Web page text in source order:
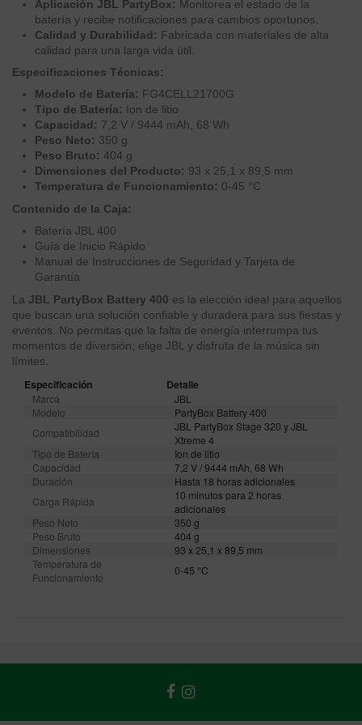
Aplicación JBL PartyBox: Monitorea el estado de la
batería y recibe notificaciones para cambios oportunos.
Calidad y Durabilidad: Fabricada con materiales de alta
calidad para una larga vida útil.
Especificaciones Técnicas:
Modelo de Batería: FG4CELL21700G
Tipo de Batería: Ion de litio
Capacidad: 7,2 V / 9444 mAh, 68 Wh
Peso Neto: 350 g
Peso Bruto: 404 g
Dimensiones del Producto: 93 x 25,1 x 89,5 mm
Temperatura de Funcionamiento: 0-45 °C
Contenido de la Caja:
Batería JBL 400
Guía de Inicio Rápido
Manual de Instrucciones de Seguridad y Tarjeta de
Garantía
La JBL PartyBox Battery 400 es la elección ideal para aquellos
que buscan una solución confiable y duradera para sus fiestas y
eventos. No permitas que la falta de energía interrumpa tus
momentos de diversión; elige JBL y disfruta de la música sin
límites.
Especificación Detalle
Marca
JBL
Modelo
PartyBox Battery 400
Compatibilidad
JBL PartyBox Stage 320 y JBL
Xtreme 4
Tipo de Batería
Ion de litio
Capacidad
7,2 V / 9444 mAh, 68 Wh
Duración
Hasta 18 horas adicionales
Carga Rápida
10 minutos para 2 horas
adicionales
Peso Neto
350 g
Peso Bruto
404 g
Dimensiones
93 x 25,1 x 89,5 mm
Temperatura de
Funcionamiento
0-45 °C